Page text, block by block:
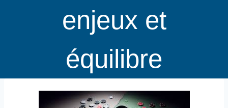
enjeux et
équilibre